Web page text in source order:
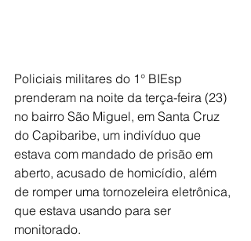
Policiais militares do 1° BIEsp
prenderam na noite da terça-feira (23)
no bairro São Miguel, em Santa Cruz
do Capibaribe, um indivíduo que
estava com mandado de prisão em
aberto, acusado de homicídio, além
de romper uma tornozeleira eletrônica,
que estava usando para ser
monitorado.